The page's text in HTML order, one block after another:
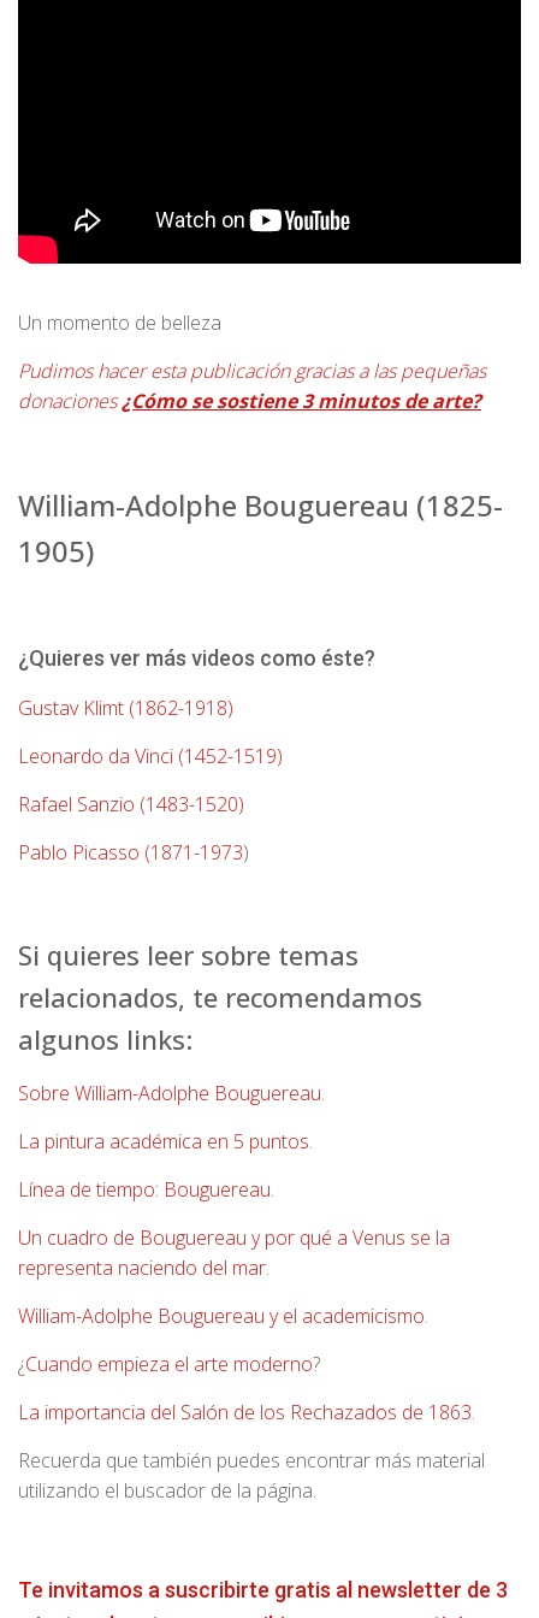
Un momento de belleza
Pudimos hacer esta publicación gracias a las pequeñas
donaciones¿Cómo se sostiene 3 minutos de arte?
William-Adolphe Bouguereau (1825-
1905)
¿Quieres ver más videos como éste?
Gustav Klimt (1862-1918)
Leonardo da Vinci (1452-1519)
Rafael Sanzio (1483-1520)
Pablo Picasso (1871-1973)
Si quieres leer sobre temas
relacionados, te recomendamos
algunos links:
Sobre William-Adolphe Bouguereau.
La pintura académica en 5 puntos.
Línea de tiempo: Bouguereau.
Un cuadro de Bouguereau y por qué a Venus se la
representa naciendo del mar.
William-Adolphe Bouguereau y el academicismo.
¿Cuando empieza el arte moderno?
La importancia del Salón de los Rechazados de 1863.
Recuerda que también puedes encontrar más material
utilizando el buscador de la página.
Te invitamos a suscribirte gratis al newsletter de 3